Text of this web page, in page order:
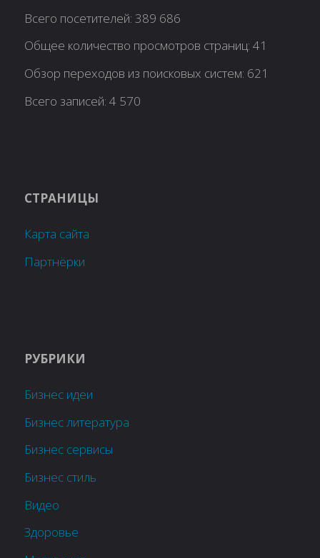
Всего посетителей:389 686
Общее количество просмотров страниц:41
Обзор переходов из поисковых систем: 621
Всего записей:4 570
СТРАНИЦЫ
Карта сайта
Партнёрки
РУБРИКИ
Бизнес идеи
Бизнес литература
Бизнес сервисы
Бизнес стиль
Видео
Здоровье